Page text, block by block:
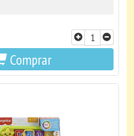
Comprar